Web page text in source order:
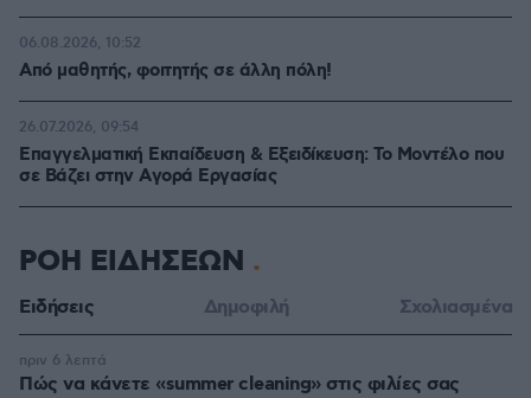
Από μαθητής, φοιτητής σε άλλη πόλη!
06.08.2026, 10:52
Επαγγελματική Εκπαίδευση & Εξειδίκευση: Το Mοντέλο που
σε Bάζει στην Aγορά Eργασίας
26.07.2026, 09:54
ΡΟΗ ΕΙΔΗΣΕΩΝ
Ειδήσεις Δημοφιλή Σχολιασμένα
Πώς να κάνετε «summer cleaning» στις φιλίες σας
πριν 6 λεπτά